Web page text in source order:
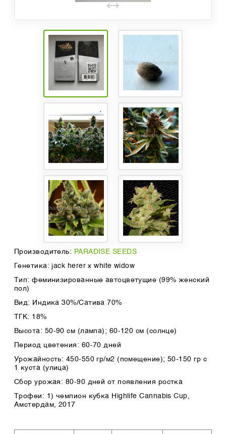
Производитель: PARADISE SEEDS
Генетика: jack herer x white widow
Тип: феминизированные автоцветущие (99% женский
пол)
Вид: Индика 30%/Сатива 70%
ТГК: 18%
Высота: 50-90 см (лампа); 60-120 см (солнце)
Период цветения: 60-70 дней
Урожайность: 450-550 гр/м2 (помещение); 50-150 гр с
1 куста (улица)
Сбор урожая: 80-90 дней от появления ростка
Трофеи: 1) чемпион кубка Highlife Cannabis Cup,
Амстердам, 2017